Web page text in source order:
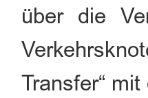
über die
Transfer“